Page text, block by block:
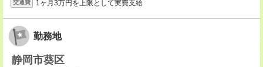
交通費 1ヶ月3万円を上限として実費支給
勤務地
静岡市葵区